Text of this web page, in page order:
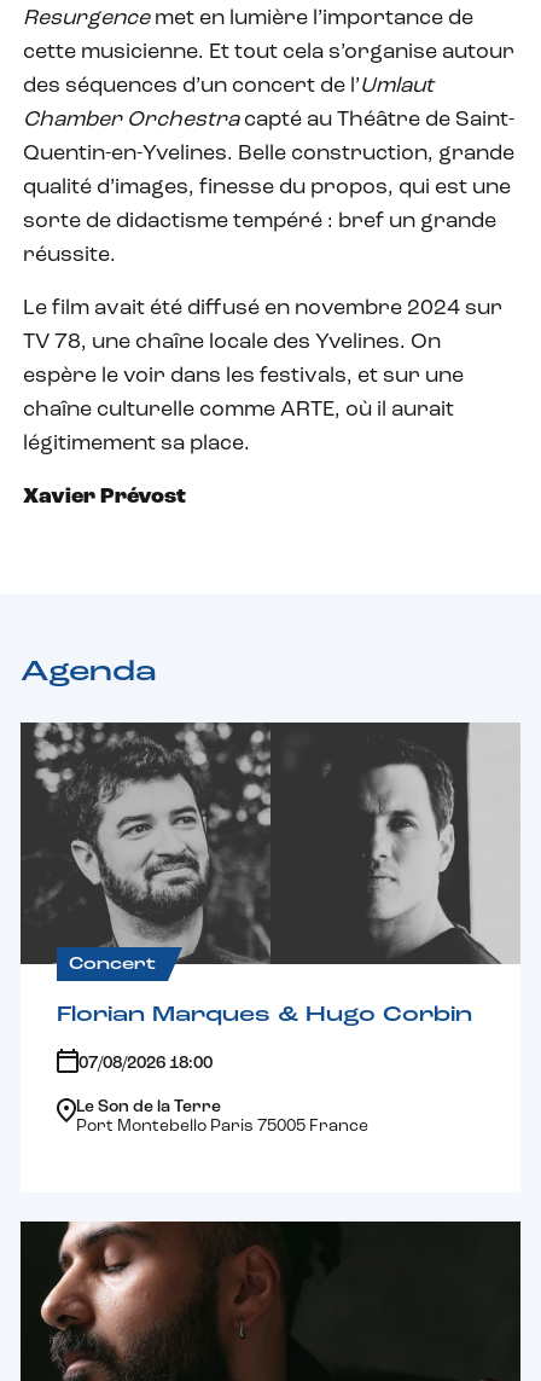
Resurgencemet en lumière l’importance de
cette musicienne. Et tout cela s’organise autour
des séquences d’un concert de l’Umlaut
Chamber Orchestracapté au Théâtre de Saint-
Quentin-en-Yvelines. Belle construction, grande
qualité d’images, finesse du propos, qui est une
sorte de didactisme tempéré : bref un grande
réussite.
Le film avait été diffusé en novembre 2024 sur
TV 78, une chaîne locale des Yvelines. On
espère le voir dans les festivals, et sur une
chaîne culturelle comme ARTE, où il aurait
légitimement sa place.
Xavier Prévost
Agenda
Concert
Florian Marques & Hugo Corbin
07/08/2026 18:00
Le Son de la Terre
Port Montebello Paris 75005 France